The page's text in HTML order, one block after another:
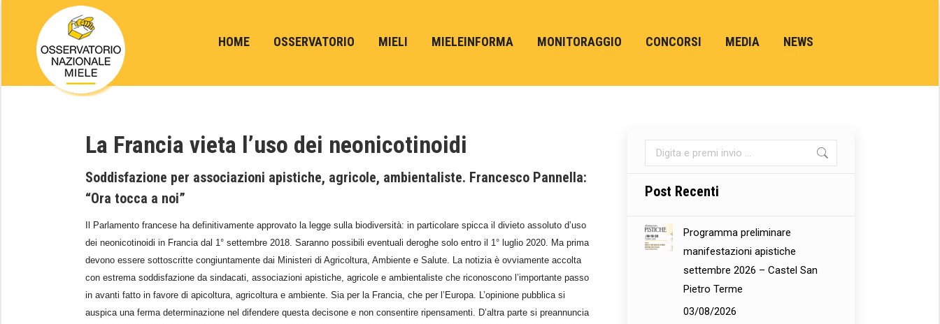
HOME OSSERVATORIO MIELI MIELEINFORMA MONITORAGGIO CONCORSI MEDIA NEWS
La Francia vieta l’uso dei neonicotinoidi
Soddisfazione per associazioni apistiche, agricole, ambientaliste. Francesco Pannella:
“Ora tocca a noi”
Il Parlamento francese ha definitivamente approvato la legge sulla biodiversità: in particolare spicca il divieto assoluto d’uso
dei neonicotinoidi in Francia dal 1° settembre 2018. Saranno possibili eventuali deroghe solo entro il 1° luglio 2020. Ma prima
devono essere sottoscritte congiuntamente dai Ministeri di Agricoltura, Ambiente e Salute. La notizia è ovviamente accolta
con estrema soddisfazione da sindacati, associazioni apistiche, agricole e ambientaliste che riconoscono l’importante passo
in avanti fatto in favore di apicoltura, agricoltura e ambiente. Sia per la Francia, che per l’Europa. L’opinione pubblica si
auspica una ferma determinazione nel difendere questa decisone e non consentire ripensamenti. D’altra parte si preannuncia
Cerca:
Post Recenti
Programma preliminare
manifestazioni apistiche
settembre 2026 – Castel San
Pietro Terme
03/08/2026